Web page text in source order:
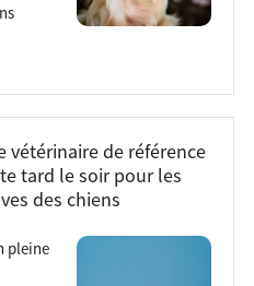
vétérinaire de référence
tard le soir pour les
des chiens
pleine